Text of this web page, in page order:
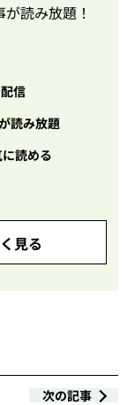
読み放題！
信
読み放題
読める
見る
次の記事